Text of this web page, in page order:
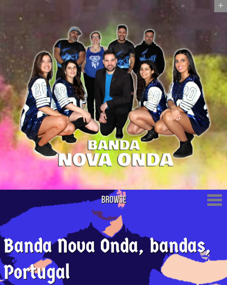
+
Browse
Banda Nova Onda, bandas,
Portugal